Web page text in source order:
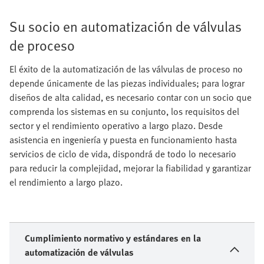
Su socio en automatización de válvulas
de proceso
El éxito de la automatización de las válvulas de proceso no
depende únicamente de las piezas individuales; para lograr
diseños de alta calidad, es necesario contar con un socio que
comprenda los sistemas en su conjunto, los requisitos del
sector y el rendimiento operativo a largo plazo. Desde
asistencia en ingeniería y puesta en funcionamiento hasta
servicios de ciclo de vida, dispondrá de todo lo necesario
para reducir la complejidad, mejorar la fiabilidad y garantizar
el rendimiento a largo plazo.
Cumplimiento normativo y estándares en la
automatización de válvulas